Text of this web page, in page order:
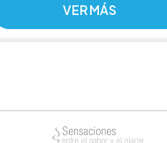
VER MÁS